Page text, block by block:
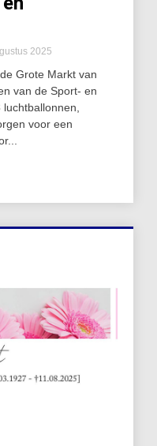
2025
Grote Markt van
van de Sport- en
voor een